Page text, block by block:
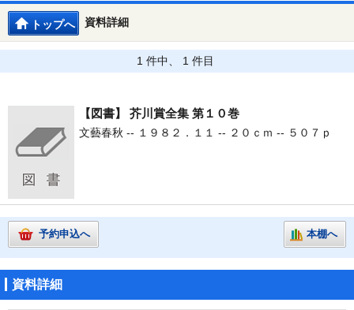
資料詳細
トップへ
1 件中、 1 件目
【図書】 芥川賞全集 第１０巻
文藝春秋 -- １９８２．１１ -- ２０ｃｍ -- ５０７ｐ
予約申込へ 本棚へ
資料詳細